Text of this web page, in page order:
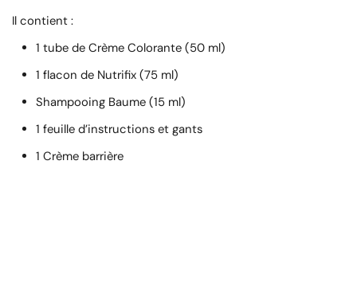
Il contient :
1 tube de Crème Colorante (50 ml)
1 flacon de Nutrifix (75 ml)
Shampooing Baume (15 ml)
1 feuille d’instructions et gants
1 Crème barrière